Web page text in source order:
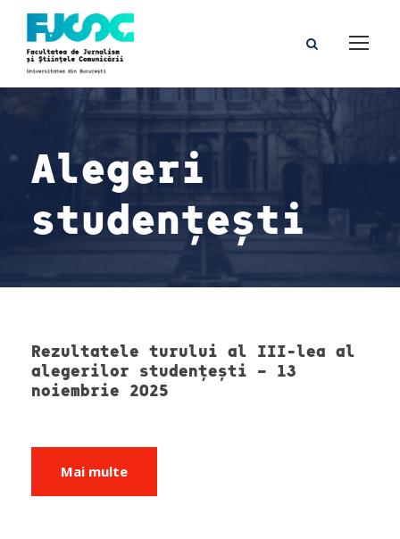
Alegeri
studențești
Rezultatele turului al III-lea al
alegerilor studențești – 13
noiembrie 2025
Mai multe